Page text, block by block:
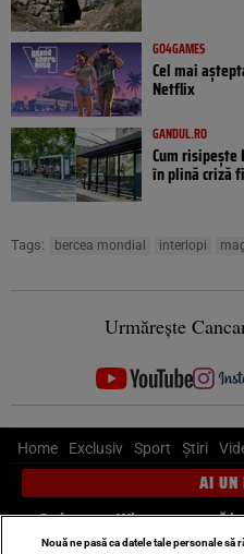
GO4GAMES
Cel mai
Netflix
GANDUL.RO
Cum
în plină criză
Tags: bercea mondial interlopi
Urmărește
Home Exclusiv Sport Știri
AI UN
Scrie-ne pe Whatsapp, sună
Nouă ne pasă ca datele tale personale să